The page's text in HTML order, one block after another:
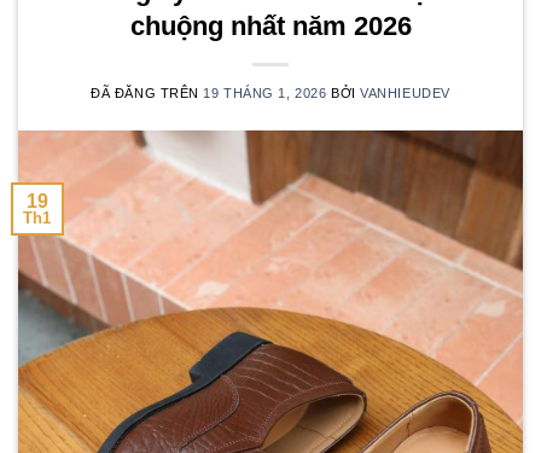
chuộng nhất năm 2026
ĐÃ ĐĂNG TRÊN 19 THÁNG 1, 2026 BỞIVANHIEUDEV
19
Th1